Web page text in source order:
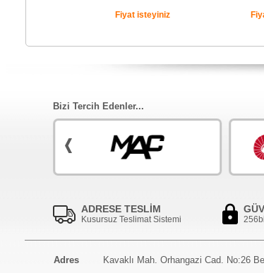
Fiyat isteyiniz
Bizi Tercih Edenler...
ADRESE TESLİM
Kusursuz Teslimat Sistemi
Adres
Kavaklı Mah. Orhangazi Cad. No:26